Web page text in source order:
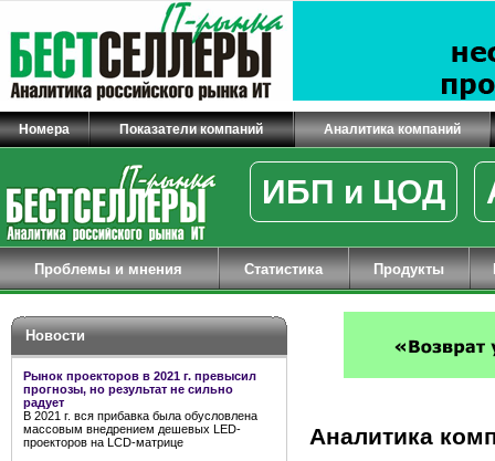
Номера Показатели компаний Аналитика компаний
ИБП и ЦОД
Проблемы и мнения Статистика Продукты
Новости
Рынок проекторов в 2021 г. превысил
прогнозы, но результат не сильно
радует
В 2021 г. вся прибавка была обусловлена
массовым внедрением дешевых LED-
проекторов на LCD-матрице
Аналитика